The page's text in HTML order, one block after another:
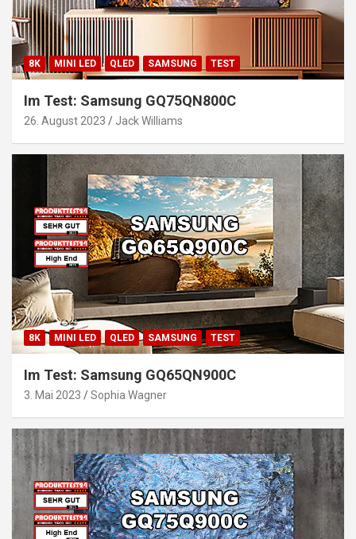
8K MINI LED QLED SAMSUNG TEST
Im Test: Samsung GQ75QN800C
26. August 2023 Jack Williams
8K MINI LED QLED SAMSUNG TEST
Im Test: Samsung GQ65QN900C
3. Mai 2023 Sophia Wagner